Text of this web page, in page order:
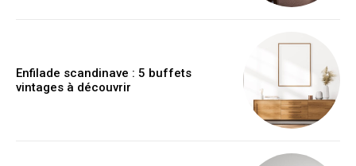
Enfilade scandinave : 5 buffets
vintages à découvrir